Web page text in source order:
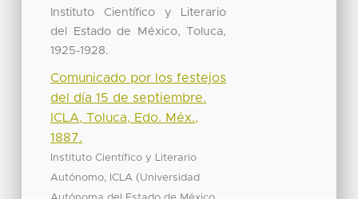
Instituto Científico y Literario
del Estado de México, Toluca,
1925-1928.
Comunicado por los festejos
del día 15 de septiembre.
ICLA, Toluca, Edo. Méx.,
1887.
Instituto Científico y Literario
Autónomo, ICLA (Universidad